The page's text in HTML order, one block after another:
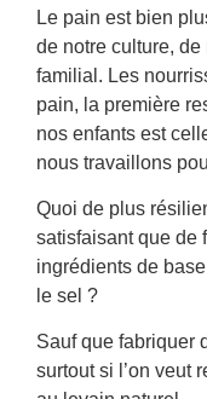
Le pain est bien
de notre culture,
familial. Les
pain, la première
nos enfants est
nous travaillons
Quoi de plus
satisfaisant que de
ingrédients de
le sel ?
Sauf que fabriquer
surtout si l’on veut